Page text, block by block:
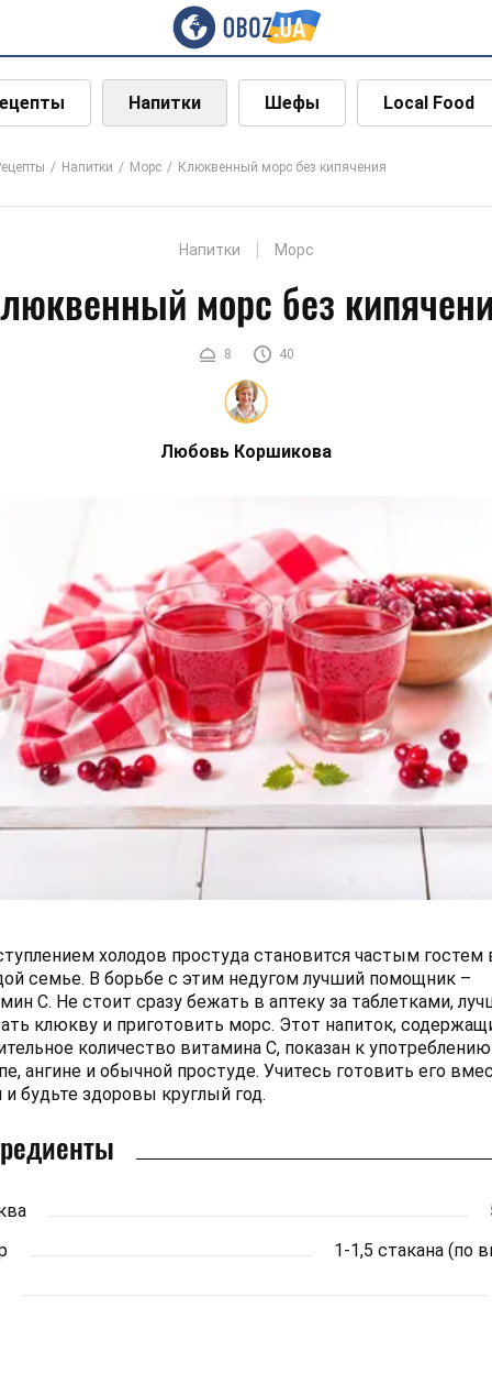
Напитки Шефы Local Food
Напитки Морс Клюквенный морс без кипячения
Напитки Морс
морс без
8 40
Любовь Коршикова
холодов простуда становится частым гостем
семье. В борьбе с этим недугом лучший помощник –
С. Не стоит сразу бежать в аптеку за таблетками,
клюкву и приготовить морс. Этот напиток,
количество витамина С, показан к
ангине и обычной простуде. Учитесь готовить его
и будьте здоровы круглый год.
1-1,5 стакана (по